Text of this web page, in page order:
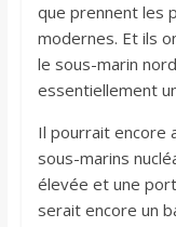
que prennent les
modernes. Et ils
le sous-marin
essentiellement
Il pourrait encore
sous-marins
élevée et une
serait encore un